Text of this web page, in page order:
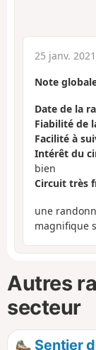
25 janv.
Note
Date de la
Fiabilité de
Facilité à
Intérêt du
bien
Circuit très
une
magnifique
Autres
secteur
Sentier